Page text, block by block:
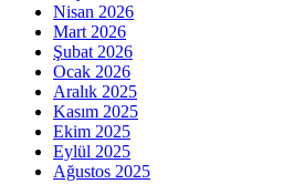
Nisan 2026
Mart 2026
Şubat 2026
Ocak 2026
Aralık 2025
Kasım 2025
Ekim 2025
Eylül 2025
Ağustos 2025